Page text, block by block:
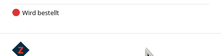
Wird bestellt